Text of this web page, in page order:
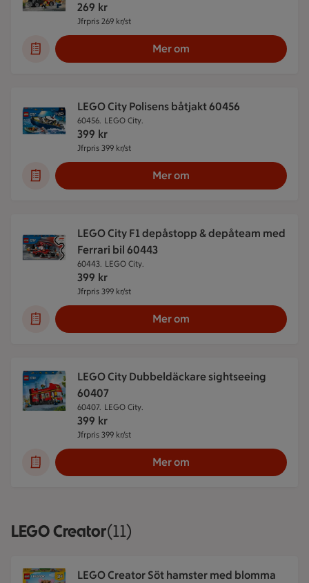
269 kr
Jfrpris 269 kr/st
Mer om
LEGO City Polisens båtjakt 60456
60456. LEGO City.
399 kr
Jfrpris 399 kr/st
Mer om
LEGO City F1 depåstopp & depåteam med
Ferrari bil 60443
60443. LEGO City.
399 kr
Jfrpris 399 kr/st
Mer om
LEGO City Dubbeldäckare sightseeing
60407
60407. LEGO City.
399 kr
Jfrpris 399 kr/st
Mer om
LEGO CreatorVisar 11 stycken
(11)
LEGO Creator Söt hamster med blomma